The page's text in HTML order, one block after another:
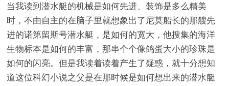
当我读到潜水艇的机械是如何先进、装饰是多么精美
时，不由自主的在脑子里就想象出了尼莫船长的那艘先
进的诺第留斯号潜水艇，是如何的宽大，他搜集的海洋
生物标本是如何的丰富，那串个个像鸽蛋大小的珍珠是
如何的闪亮。但是我读着读着产生了疑惑，就十分想知
道这位科幻小说之父是在那时候是如何想出来的潜水艇